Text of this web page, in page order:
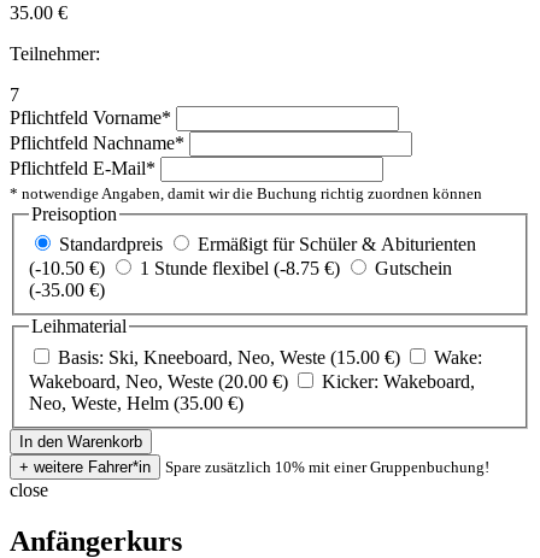
35.00 €
Teilnehmer:
7
Pflichtfeld Vorname*
Pflichtfeld Nachname*
Pflichtfeld E-Mail*
* notwendige Angaben, damit wir die Buchung richtig zuordnen können
Preisoption
Standardpreis
Ermäßigt für Schüler & Abiturienten
(-10.50 €)
1 Stunde flexibel (-8.75 €)
Gutschein
(-35.00 €)
Leihmaterial
Basis: Ski, Kneeboard, Neo, Weste (15.00 €)
Wake:
Wakeboard, Neo, Weste (20.00 €)
Kicker: Wakeboard,
Neo, Weste, Helm (35.00 €)
Spare zusätzlich 10% mit einer Gruppenbuchung!
close
Anfängerkurs